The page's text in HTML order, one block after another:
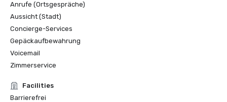
Anrufe (Ortsgespräche)
Aussicht (Stadt)
Concierge-Services
Gepäckaufbewahrung
Voicemail
Zimmerservice
Facilities
Barrierefrei